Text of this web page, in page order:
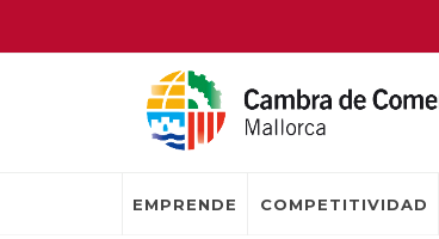
EMPRENDE COMPETITIVIDAD